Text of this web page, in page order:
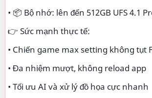
• 📦 Bộ nhớ: lên đến 512GB UFS 4.1
👉 Sức mạnh thực tế:
• Chiến game max setting không tụt
• Đa nhiệm mượt, không reload app
• Tối ưu AI và xử lý đồ họa cực nhanh